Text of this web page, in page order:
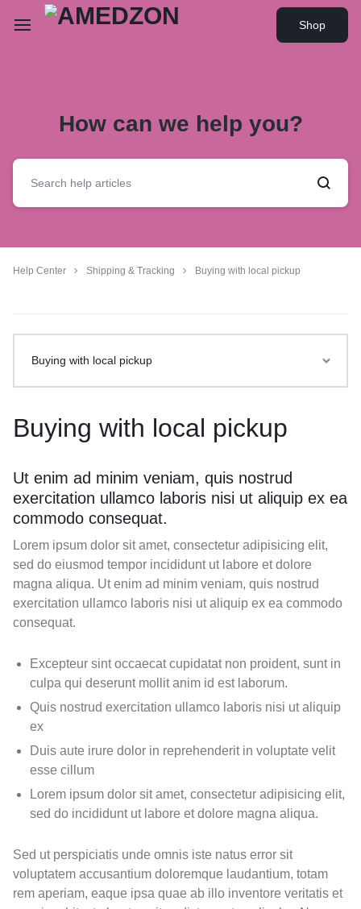
Shop
How can we help you?
Help Center Shipping & Tracking Buying with local pickup
Buying with local pickup
Ut enim ad minim veniam, quis nostrud
exercitation ullamco laboris nisi ut aliquip ex ea
commodo consequat.
Lorem ipsum dolor sit amet, consectetur adipisicing elit,
sed do eiusmod tempor incididunt ut labore et dolore
magna aliqua. Ut enim ad minim veniam, quis nostrud
exercitation ullamco laboris nisi ut aliquip ex ea commodo
consequat.
Excepteur sint occaecat cupidatat non proident, sunt in
culpa qui deserunt mollit anim id est laborum.
Quis nostrud exercitation ullamco laboris nisi ut aliquip
ex
Duis aute irure dolor in reprehenderit in voluptate velit
esse cillum
Lorem ipsum dolor sit amet, consectetur adipisicing elit,
sed do incididunt ut labore et dolore magna aliqua.
Sed ut perspiciatis unde omnis iste natus error sit
voluptatem accusantium doloremque laudantium, totam
rem aperiam, eaque ipsa quae ab illo inventore veritatis et
Buying with local pickup